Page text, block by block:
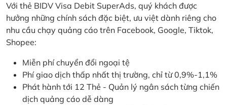
Với thẻ BIDV Visa Debit SuperAds, quý khách được
hưởng những chính sách đặc biệt, ưu việt dành riêng cho
nhu cầu chạy quảng cáo trên Facebook, Google, Tiktok,
Shopee:
Miễn phí chuyển đổi ngoại tệ
Phí giao dịch thấp nhất thị trường, chỉ từ 0,9%-1,1%
Phát hành tới 12 Thẻ - Quản lý ngân sách từng chiến
dịch quảng cáo dễ dàng